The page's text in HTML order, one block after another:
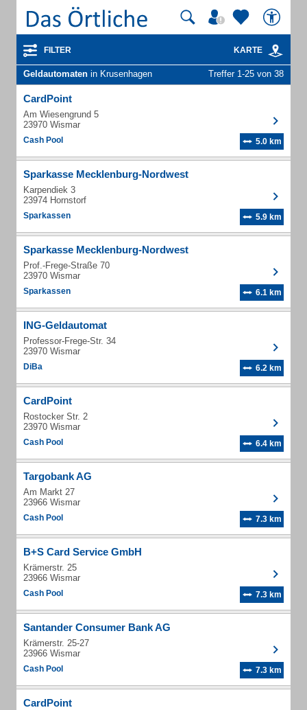
FILTER KARTE
Geldautomaten in Krusenhagen Treffer 1-25 von 38
CardPoint
Am Wiesengrund 5
23970 Wismar
Cash Pool 5.0 km
Sparkasse Mecklenburg-Nordwest
Karpendiek 3
23974 Hornstorf
Sparkassen 5.9 km
Sparkasse Mecklenburg-Nordwest
Prof.-Frege-Straße 70
23970 Wismar
Sparkassen 6.1 km
ING-Geldautomat
Professor-Frege-Str. 34
23970 Wismar
DiBa 6.2 km
CardPoint
Rostocker Str. 2
23970 Wismar
Cash Pool 6.4 km
Targobank AG
Am Markt 27
23966 Wismar
Cash Pool 7.3 km
B+S Card Service GmbH
Krämerstr. 25
23966 Wismar
Cash Pool 7.3 km
Santander Consumer Bank AG
Krämerstr. 25-27
23966 Wismar
Cash Pool 7.3 km
CardPoint